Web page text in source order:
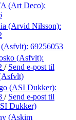
(Art Deco):
(Arvid Nilsson):
69256053
(Asfvlt):
/ Send e-post til
(ASI Dukker):
/ Send e-post til
Dukker)
(Askim